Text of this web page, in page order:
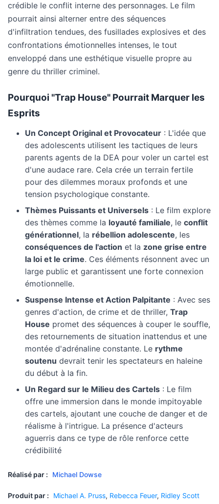
crédible le conflit interne des personnages. Le film
pourrait ainsi alterner entre des séquences
d'infiltration tendues, des fusillades explosives et des
confrontations émotionnelles intenses, le tout
enveloppé dans une esthétique visuelle propre au
genre du thriller criminel.
Pourquoi "Trap House" Pourrait Marquer les
Esprits
Un Concept Original et Provocateur : L'idée que
des adolescents utilisent les tactiques de leurs
parents agents de la DEA pour voler un cartel est
d'une audace rare. Cela crée un terrain fertile
pour des dilemmes moraux profonds et une
tension psychologique constante.
Thèmes Puissants et Universels : Le film explore
des thèmes comme la loyauté familiale, le conflit
générationnel, la rébellion adolescente, les
conséquences de l'action et la zone grise entre
la loi et le crime. Ces éléments résonnent avec un
large public et garantissent une forte connexion
émotionnelle.
Suspense Intense et Action Palpitante : Avec ses
genres d'action, de crime et de thriller, Trap
House promet des séquences à couper le souffle,
des retournements de situation inattendus et une
montée d'adrénaline constante. Le rythme
soutenu devrait tenir les spectateurs en haleine
du début à la fin.
Un Regard sur le Milieu des Cartels : Le film
offre une immersion dans le monde impitoyable
des cartels, ajoutant une couche de danger et de
réalisme à l'intrigue. La présence d'acteurs
aguerris dans ce type de rôle renforce cette
crédibilité
Réalisé par : Michael Dowse
Produit par : Michael A. Pruss, Rebecca Feuer, Ridley Scott